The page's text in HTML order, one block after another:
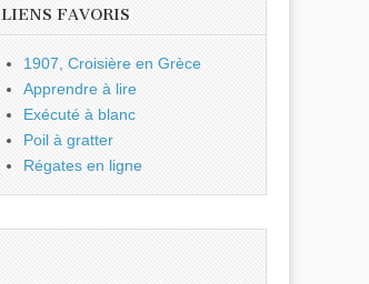
LIENS FAVORIS
1907, Croisière en Grèce
Apprendre à lire
Exécuté à blanc
Poil à gratter
Régates en ligne